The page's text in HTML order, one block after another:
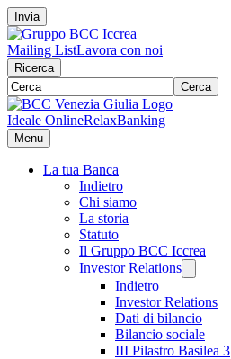
Invia
Mailing ListLavora con noi
Ricerca
Cerca
Ideale OnlineRelaxBanking
Menu
La tua Banca
Indietro
Chi siamo
La storia
Statuto
Il Gruppo BCC Iccrea
Investor Relations
Indietro
Investor Relations
Dati di bilancio
Bilancio sociale
III Pilastro Basilea 3